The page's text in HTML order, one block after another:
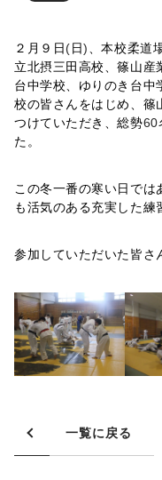
２月９日(日)、本校柔道
立北摂三田高校、篠山産
台中学校、ゆりのき台中
校の皆さんをはじめ、篠
つけていただき、総勢60
た。
この冬一番の寒い日では
も活気のある充実した練
参加していただいた皆さ
一覧に戻る